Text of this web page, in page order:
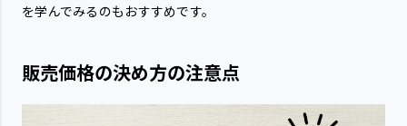
を学んでみるのもおすすめです。
販売価格の決め方の注意点